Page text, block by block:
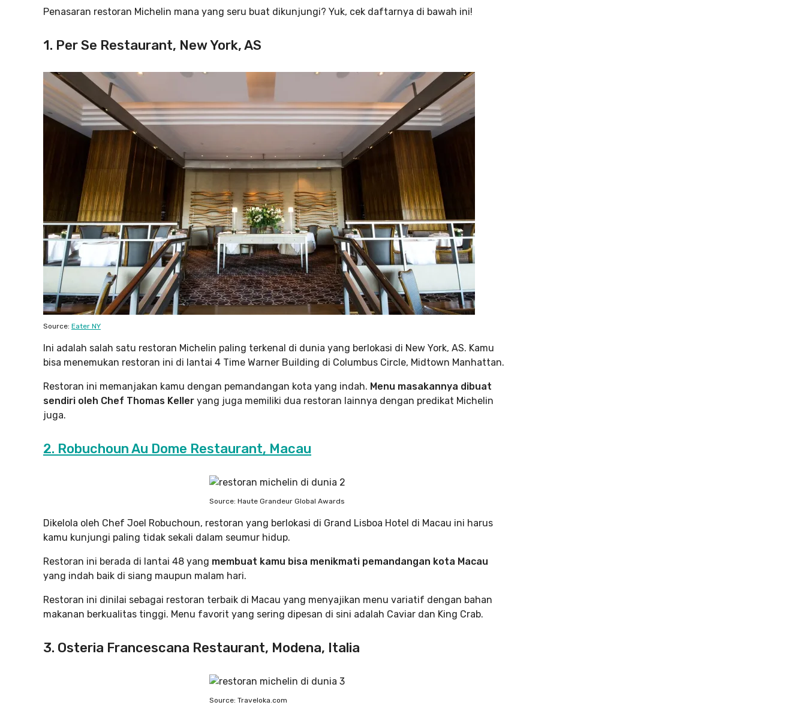
Penasaran restoran Michelin mana yang seru buat dikunjungi? Yuk, cek daftarnya di bawah ini!
1. Per Se Restaurant, New York, AS
Source: Eater NY
Ini adalah salah satu restoran Michelin paling terkenal di dunia yang berlokasi di New York, AS. Kamu
bisa menemukan restoran ini di lantai 4 Time Warner Building di Columbus Circle, Midtown Manhattan.
Restoran ini memanjakan kamu dengan pemandangan kota yang indah. Menu masakannya dibuat
sendiri oleh Chef Thomas Keller yang juga memiliki dua restoran lainnya dengan predikat Michelin
juga.
2. Robuchoun Au Dome Restaurant, Macau
Source: Haute Grandeur Global Awards
Dikelola oleh Chef Joel Robuchoun, restoran yang berlokasi di Grand Lisboa Hotel di Macau ini harus
kamu kunjungi paling tidak sekali dalam seumur hidup.
Restoran ini berada di lantai 48 yang membuat kamu bisa menikmati pemandangan kota Macau
yang indah baik di siang maupun malam hari.
Restoran ini dinilai sebagai restoran terbaik di Macau yang menyajikan menu variatif dengan bahan
makanan berkualitas tinggi. Menu favorit yang sering dipesan di sini adalah Caviar dan King Crab.
3. Osteria Francescana Restaurant, Modena, Italia
Source: Traveloka.com